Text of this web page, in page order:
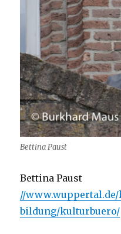
Bettina Paust
Bettina Paust
//
bildung/kulturbuero/